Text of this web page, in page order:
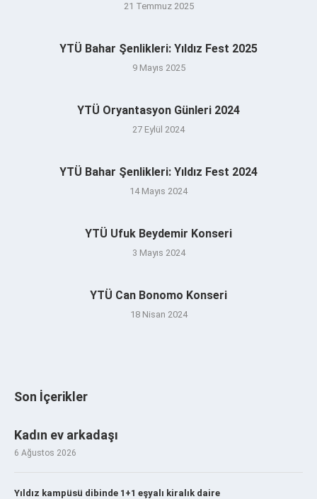
21 Temmuz 2025
YTÜ Bahar Şenlikleri: Yıldız Fest 2025
9 Mayıs 2025
YTÜ Oryantasyon Günleri 2024
27 Eylül 2024
YTÜ Bahar Şenlikleri: Yıldız Fest 2024
14 Mayıs 2024
YTÜ Ufuk Beydemir Konseri
3 Mayıs 2024
YTÜ Can Bonomo Konseri
18 Nisan 2024
Son İçerikler
Kadın ev arkadaşı
6 Ağustos 2026
Yıldız kampüsü dibinde 1+1 eşyalı kiralık daire